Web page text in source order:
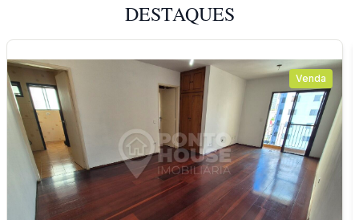
DESTAQUES
Venda